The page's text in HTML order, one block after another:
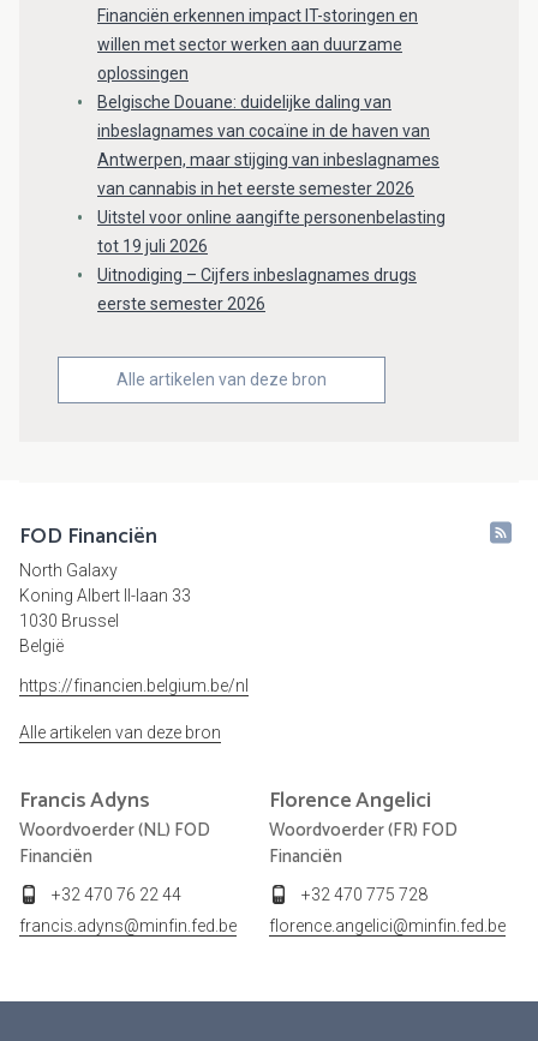
Financiën erkennen impact IT-storingen en
willen met sector werken aan duurzame
oplossingen
Belgische Douane: duidelijke daling van
inbeslagnames van cocaïne in de haven van
Antwerpen, maar stijging van inbeslagnames
van cannabis in het eerste semester 2026
Uitstel voor online aangifte personenbelasting
tot 19 juli 2026
Uitnodiging – Cijfers inbeslagnames drugs
eerste semester 2026
Alle artikelen van deze bron
FOD Financiën
North Galaxy
Koning Albert II-laan 33
1030 Brussel
België
https://financien.belgium.be/nl
Alle artikelen van deze bron
FrancisAdyns
Woordvoerder (NL) FOD
Financiën
+32 470 76 22 44
francis.adyns@minfin.fed.be
FlorenceAngelici
Woordvoerder (FR) FOD
Financiën
+32 470 775 728
florence.angelici@minfin.fed.be